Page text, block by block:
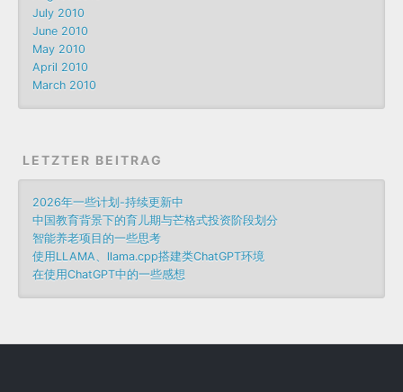
July 2010
June 2010
May 2010
April 2010
March 2010
LETZTER BEITRAG
2026年一些计划-持续更新中
中国教育背景下的育儿期与芒格式投资阶段划分
智能养老项目的一些思考
使用LLAMA、llama.cpp搭建类ChatGPT环境
在使用ChatGPT中的一些感想